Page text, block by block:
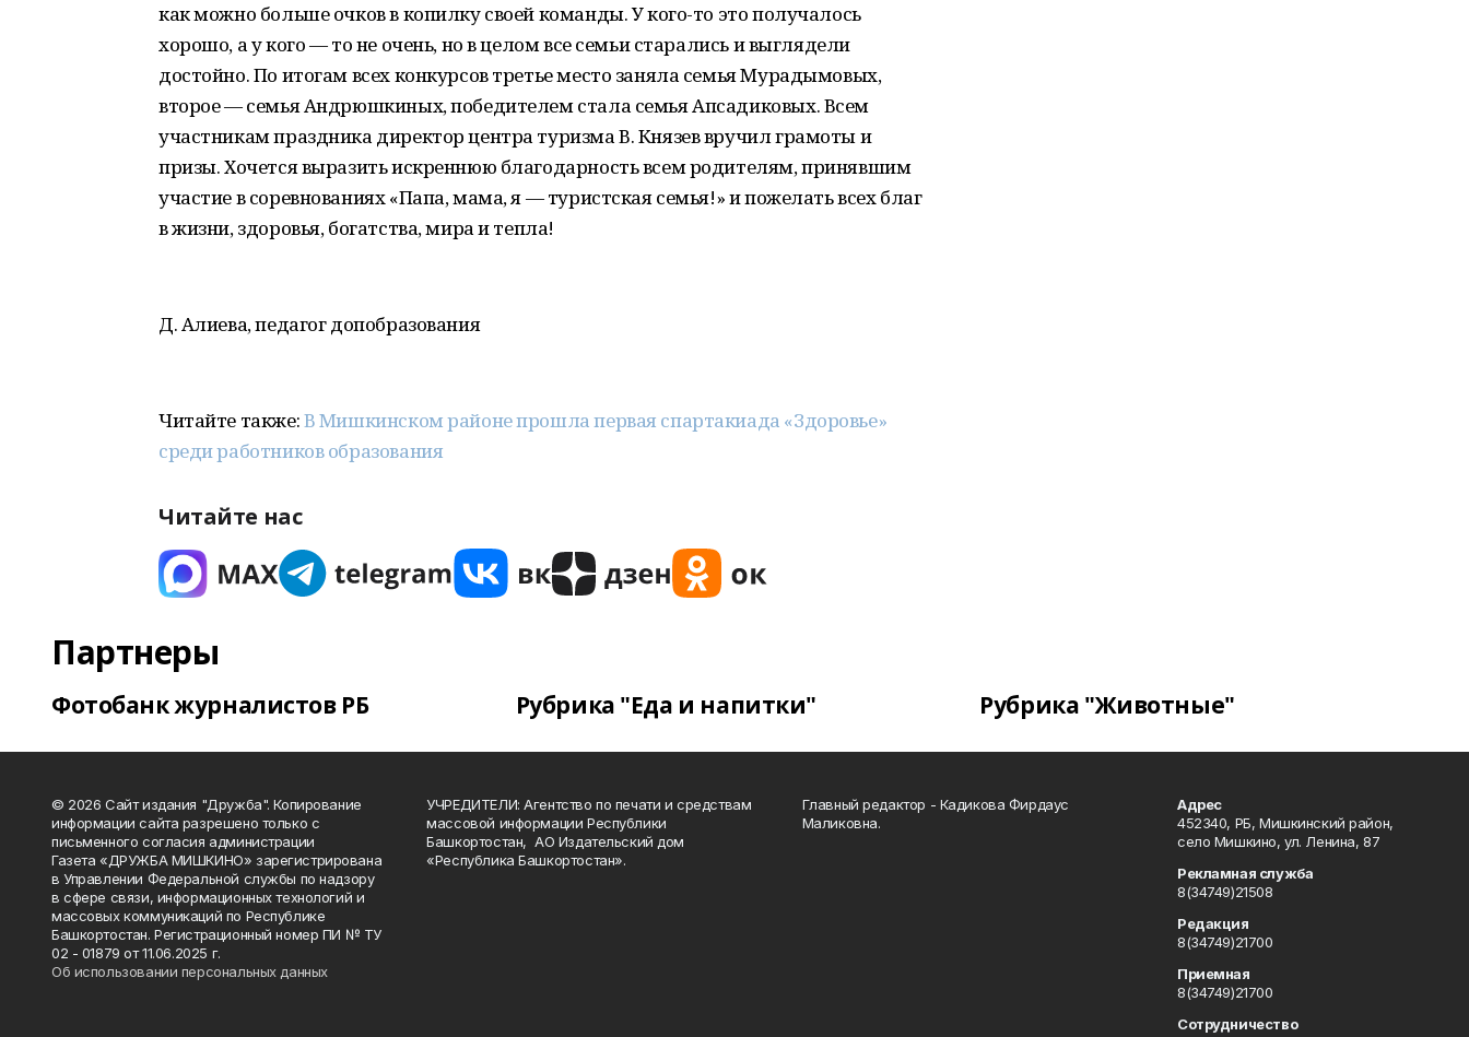
как можно больше очков в копилку своей команды. У кого-то это получалось
хорошо, а у кого — то не очень, но в целом все семьи старались и выглядели
достойно. По итогам всех конкурсов третье место заняла семья Мурадымовых,
второе — семья Андрюшкиных, победителем стала семья Апсадиковых. Всем
участникам праздника директор центра туризма В. Князев вручил грамоты и
призы. Хочется выразить искреннюю благодарность всем родителям, принявшим
участие в соревнованиях «Папа, мама, я — туристская семья!» и пожелать всех благ
в жизни, здоровья, богатства, мира и тепла!
Д. Алиева, педагог допобразования
Читайте также:В Мишкинском районе прошла первая спартакиада «Здоровье»
среди работников образования
Читайте нас
Партнеры
Фотобанк журналистов РБ Рубрика "Еда и напитки" Рубрика "Животные"
© 2026 Сайт издания "Дружба". Копирование
информации сайта разрешено только с
письменного согласия администрации
Газета «ДРУЖБА МИШКИНО» зарегистрирована
в Управлении Федеральной службы по надзору
в сфере связи, информационных технологий и
массовых коммуникаций по Республике
Башкортостан. Регистрационный номер ПИ № ТУ
02 - 01879 от 11.06.2025 г.
Об использовании персональных данных
УЧРЕДИТЕЛИ: Агентство по печати и средствам
массовой информации Республики
Башкортостан, АО Издательский дом
«Республика Башкортостан».
Главный редактор - Кадикова Фирдаус
Маликовна.
Адрес
452340, РБ, Мишкинский район,
село Мишкино, ул. Ленина, 87
Рекламная служба
8(34749)21508
Редакция
8(34749)21700
Приемная
8(34749)21700
Сотрудничество